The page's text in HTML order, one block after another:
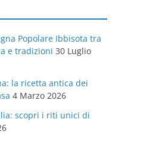
Popolare Ibbisota tra
e tradizioni 30 Luglio
la ricetta antica dei
4 Marzo 2026
scopri i riti unici di